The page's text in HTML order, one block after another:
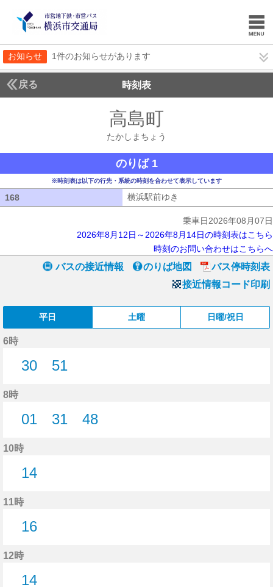
お知らせ 1件のお知らせがあります
戻る 時刻表
高島町
たかしまちょう
のりば 1
※時刻表は以下の行先・系統の時刻を合わせて表示しています
168 横浜駅前ゆき
乗車日2026年08月07日
2026年8月12日～2026年8月14日の時刻表はこちら
時刻のお問い合わせはこちらへ
バスの接近情報 のりば地図
バス停時刻表
接近情報コード印刷
平日 土曜 日曜/祝日
6時
30
51
8時
01
31
48
10時
14
11時
16
12時
14